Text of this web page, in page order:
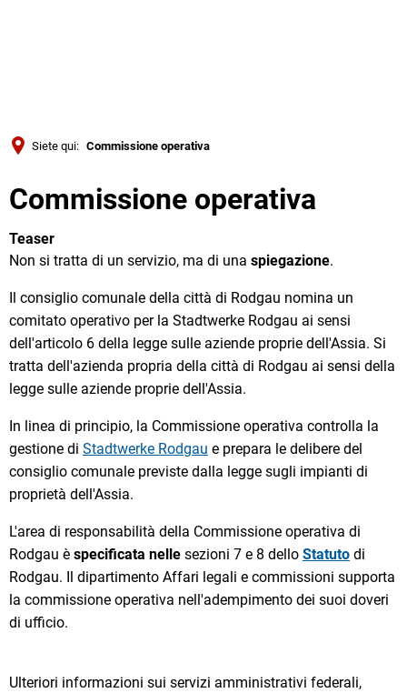
Deutsch
Siete qui: Commissione operativa
Commissione operativa
Teaser
Non si tratta di un servizio, ma di una spiegazione.
Il consiglio comunale della città di Rodgau nomina un
comitato operativo per la Stadtwerke Rodgau ai sensi
dell'articolo 6 della legge sulle aziende proprie dell'Assia. Si
tratta dell'azienda propria della città di Rodgau ai sensi della
legge sulle aziende proprie dell'Assia.
In linea di principio, la Commissione operativa controlla la
gestione di Stadtwerke Rodgau e prepara le delibere del
consiglio comunale previste dalla legge sugli impianti di
proprietà dell'Assia.
L'area di responsabilità della Commissione operativa di
Rodgau è specificata nelle sezioni 7 e 8 dello Statuto di
Rodgau. Il dipartimento Affari legali e commissioni supporta
la commissione operativa nell'adempimento dei suoi doveri
di ufficio.
Ulteriori informazioni sui servizi amministrativi federali,